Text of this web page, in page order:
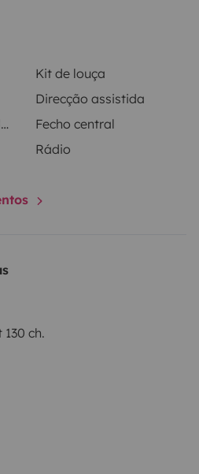
Kit de louça
Direcção assistida
Regulador de velocidade / Cruise Control
Fecho central
Rádio
ch.